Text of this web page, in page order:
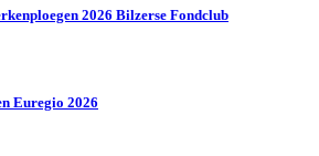
2026 Bilzerse Fondclub
Euregio 2026